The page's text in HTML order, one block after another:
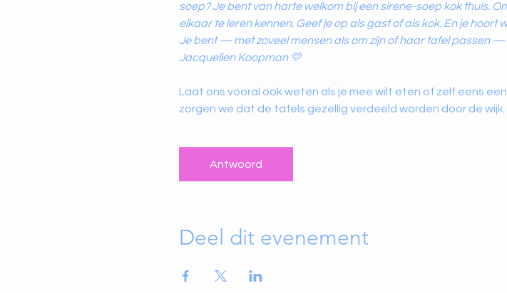
soep? Je bent van harte welkom bij een sirene-soep kok thuis.
elkaar te leren kennen. Geef je op als gast of als kok. En je hoort
Je bent — met zoveel mensen als om zijn of haar tafel passen —
Jacquelien Koopman 💛
Laat ons vooral ook weten als je mee wilt eten of zelf eens
zorgen we dat de tafels gezellig verdeeld worden door de wijk.
Antwoord
Deel dit evenement